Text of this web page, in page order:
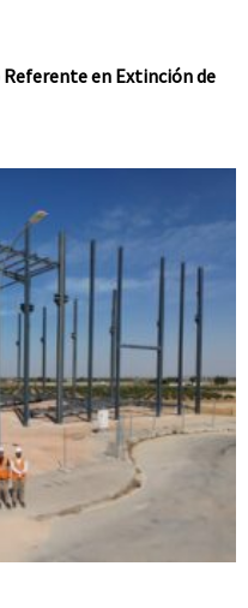
en Extinción de